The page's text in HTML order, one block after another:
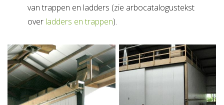
van trappen en ladders (zie arbocatalogustekst
over ladders en trappen).